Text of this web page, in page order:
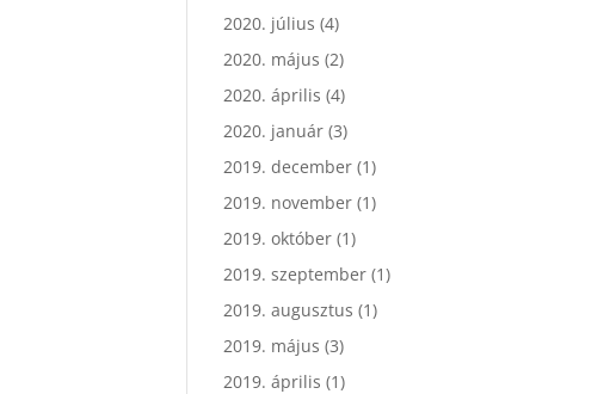
2020. július (4)
2020. május (2)
2020. április (4)
2020. január (3)
2019. december (1)
2019. november (1)
2019. október (1)
2019. szeptember (1)
2019. augusztus (1)
2019. május (3)
2019. április (1)